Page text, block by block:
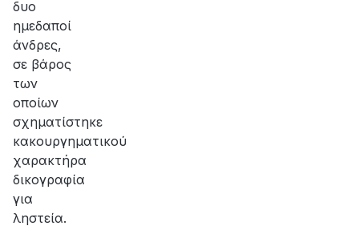
δυο
ημεδαποί
άνδρες,
σε βάρος
των
οποίων
σχηματίστηκε
κακουργηματικού
χαρακτήρα
δικογραφία
για
ληστεία.